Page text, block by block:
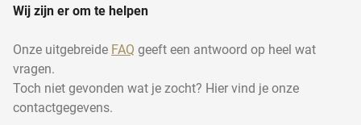
Wij zijn er om te helpen
Onze uitgebreide FAQ geeft een antwoord op heel wat
vragen.
Toch niet gevonden wat je zocht? Hier vind je onze
contactgegevens.